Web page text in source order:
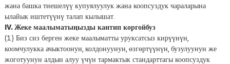
жана башка тиешелүү купуялуулук жана коопсуздук чараларына
ылайык иштетүүнү талап кылышат.
IV. Жеке маалыматыңызды кантип коргойбуз
(1) Биз сиз берген жеке маалыматты уруксатсыз кирүүнүн,
коомчулукка ачыктоонун, колдонуунун, өзгөртүүнүн, бузулуунун же
жоготуунун алдын алуу үчүн тармактык стандарттагы коопсуздук